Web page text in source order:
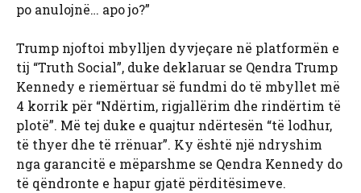
po anulojnë… apo jo?”
Trump njoftoi mbylljen dyvjeçare në platformën e
tij “Truth Social”, duke deklaruar se Qendra Trump
Kennedy e riemërtuar së fundmi do të mbyllet më
4 korrik për “Ndërtim, rigjallërim dhe rindërtim të
plotë”. Më tej duke e quajtur ndërtesën “të lodhur,
të thyer dhe të rrënuar”. Ky është një ndryshim
nga garancitë e mëparshme se Qendra Kennedy do
të qëndronte e hapur gjatë përditësimeve.